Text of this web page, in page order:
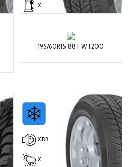
X
195/60R15 88T WT200
X DB
X